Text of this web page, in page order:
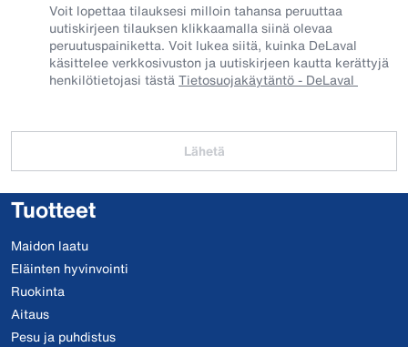
Voit lopettaa tilauksesi milloin tahansa peruuttaa
uutiskirjeen tilauksen klikkaamalla siinä olevaa
peruutuspainiketta. Voit lukea siitä, kuinka DeLaval
käsittelee verkkosivuston ja uutiskirjeen kautta kerättyjä
henkilötietojasi tästäTietosuojakäytäntö - DeLaval
Lähetä
Tuotteet
Maidon laatu
Eläinten hyvinvointi
Ruokinta
Aitaus
Pesu ja puhdistus